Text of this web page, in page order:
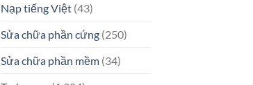
Nạp tiếng Việt(43)
Sửa chữa phần cứng(250)
Sửa chữa phần mềm(34)